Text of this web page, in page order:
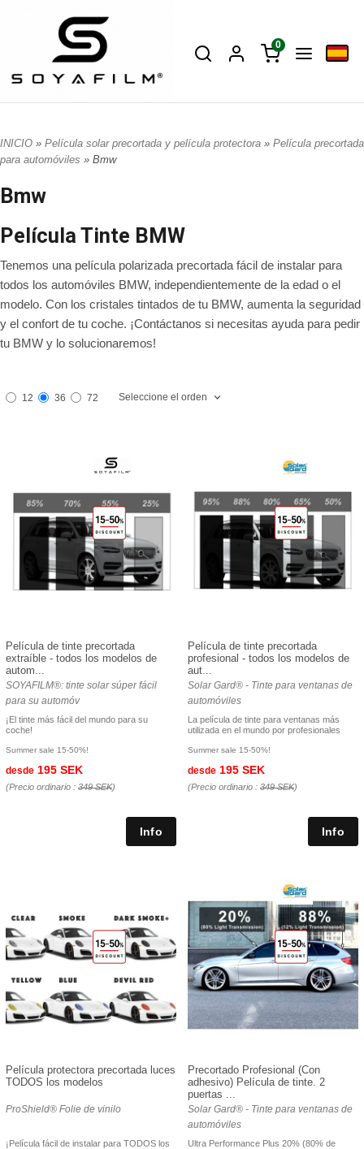
0
INICIO » Película solar precortada y película protectora » Película precortada
para automóviles » Bmw
Bmw
Película Tinte BMW
Tenemos una película polarizada precortada fácil de instalar para
todos los automóviles BMW, independientemente de la edad o el
modelo. Con los cristales tintados de tu BMW, aumenta la seguridad
y el confort de tu coche. ¡Contáctanos si necesitas ayuda para pedir
tu BMW y lo solucionaremos!
12 36 72 Seleccione el orden
Película de tinte precortada
extraíble - todos los modelos de
autom...
SOYAFILM®: tinte solar súper fácil
para su automóv
¡El tinte más fácil del mundo para su
coche!
Summer sale 15-50%!
desde 195 SEK
(Precio ordinario : 349 SEK)
Película de tinte precortada
profesional - todos los modelos de
aut...
Solar Gard® - Tinte para ventanas de
automóviles
La película de tinte para ventanas más
utilizada en el mundo por profesionales
Summer sale 15-50%!
desde 195 SEK
(Precio ordinario : 349 SEK)
Película protectora precortada luces
TODOS los modelos
ProShield® Folie de vinilo
¡Película fácil de instalar para TODOS los
Precortado Profesional (Con
adhesivo) Película de tinte. 2
puertas ...
Solar Gard® - Tinte para ventanas de
automóviles
Ultra Performance Plus 20% (80% de